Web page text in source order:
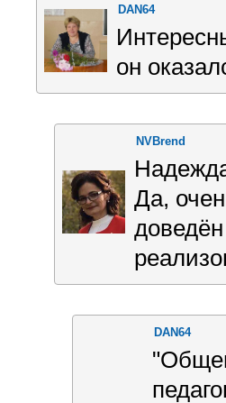
DAN64
он
NVBrend
Да,
DAN64